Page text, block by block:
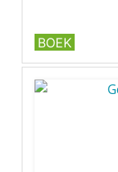
✔ U17-1
✔ Zwart-wit
BOEK